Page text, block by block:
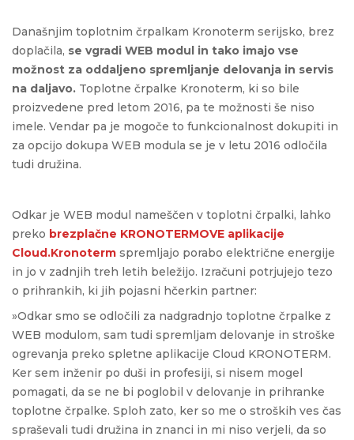
Današnjim toplotnim črpalkam Kronoterm serijsko, brez
doplačila, se vgradi WEB modul in tako imajo vse
možnost za oddaljeno spremljanje delovanja in servis
na daljavo. Toplotne črpalke Kronoterm, ki so bile
proizvedene pred letom 2016, pa te možnosti še niso
imele. Vendar pa je mogoče to funkcionalnost dokupiti in
za opcijo dokupa WEB modula se je v letu 2016 odločila
tudi družina.
Odkar je WEB modul nameščen v toplotni črpalki, lahko
preko brezplačne KRONOTERMOVE aplikacije
Cloud.Kronoterm spremljajo porabo električne energije
in jo v zadnjih treh letih beležijo. Izračuni potrjujejo tezo
o prihrankih, ki jih pojasni hčerkin partner:
»Odkar smo se odločili za nadgradnjo toplotne črpalke z
WEB modulom, sam tudi spremljam delovanje in stroške
ogrevanja preko spletne aplikacije Cloud KRONOTERM.
Ker sem inženir po duši in profesiji, si nisem mogel
pomagati, da se ne bi poglobil v delovanje in prihranke
toplotne črpalke. Sploh zato, ker so me o stroških ves čas
spraševali tudi družina in znanci in mi niso verjeli, da so